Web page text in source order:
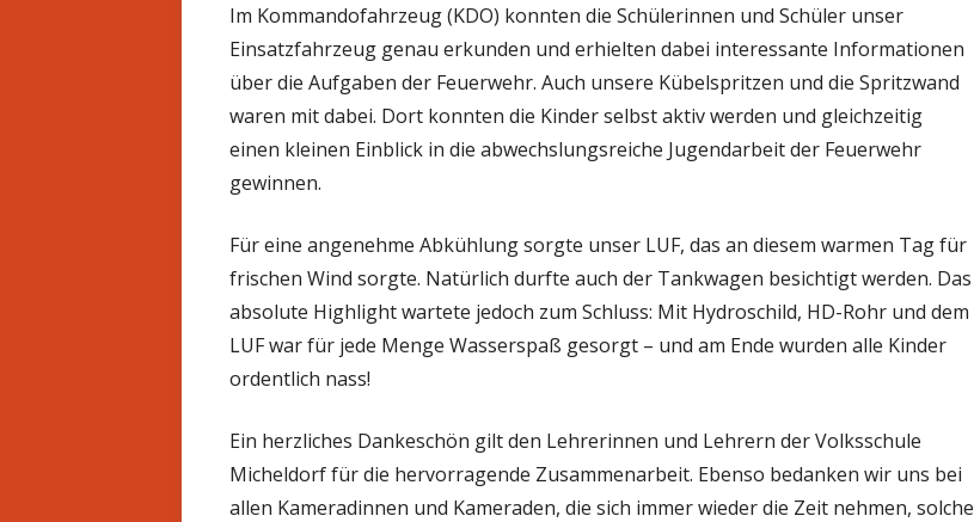
Im Kommandofahrzeug (KDO) konnten die Schülerinnen und Schüler unser
Einsatzfahrzeug genau erkunden und erhielten dabei interessante Informationen
über die Aufgaben der Feuerwehr. Auch unsere Kübelspritzen und die Spritzwand
waren mit dabei. Dort konnten die Kinder selbst aktiv werden und gleichzeitig
einen kleinen Einblick in die abwechslungsreiche Jugendarbeit der Feuerwehr
gewinnen.
Für eine angenehme Abkühlung sorgte unser LUF, das an diesem warmen Tag für
frischen Wind sorgte. Natürlich durfte auch der Tankwagen besichtigt werden. Das
absolute Highlight wartete jedoch zum Schluss: Mit Hydroschild, HD-Rohr und dem
LUF war für jede Menge Wasserspaß gesorgt – und am Ende wurden alle Kinder
ordentlich nass!
Ein herzliches Dankeschön gilt den Lehrerinnen und Lehrern der Volksschule
Micheldorf für die hervorragende Zusammenarbeit. Ebenso bedanken wir uns bei
allen Kameradinnen und Kameraden, die sich immer wieder die Zeit nehmen, solche